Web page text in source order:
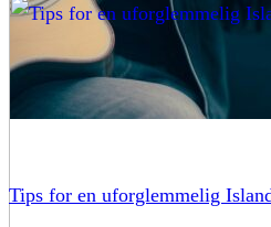
Tips for en uforglemmelig